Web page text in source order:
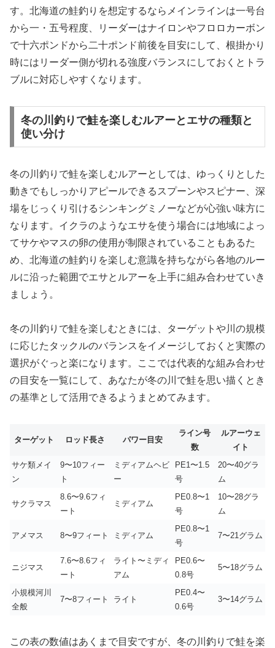
す。北海道の鮭釣りを想定するならメインラインは一号台
から一・五号程度、リーダーはナイロンやフロロカーボン
で十六ポンドから二十ポンド前後を目安にして、根掛かり
時にはリーダー側が切れる強度バランスにしておくとトラ
ブルに対応しやすくなります。
冬の川釣りで鮭を楽しむルアーとエサの種類と
使い分け
冬の川釣りで鮭を楽しむルアーとしては、ゆっくりとした
動きでもしっかりアピールできるスプーンやスピナー、深
場をじっくり引けるシンキングミノーなどが心強い味方に
なります。イクラのようなエサを使う場合には地域によっ
てサケやマスの卵の使用が制限されていることもあるた
め、北海道の鮭釣りを楽しむ意識を持ちながら各地のルー
ルに沿った範囲でエサとルアーを上手に組み合わせていき
ましょう。
冬の川釣りで鮭を楽しむときには、ターゲットや川の規模
に応じたタックルのバランスをイメージしておくと実際の
選択がぐっと楽になります。ここでは代表的な組み合わせ
の目安を一覧にして、あなたが冬の川で鮭を思い描くとき
の基準として活用できるようまとめてみます。
ターゲット ロッド長さ パワー目安
ライン号
数
ルアーウェ
イト
サケ類メイ
ン
9〜10フィー
ト
ミディアムヘビ
ー
PE1〜1.5
号
20〜40グラ
ム
サクラマス
8.6〜9.6フィ
ート
ミディアム
PE0.8〜1
号
10〜28グラ
ム
アメマス 8〜9フィート ミディアム
PE0.8〜1
号
7〜21グラム
ニジマス
7.6〜8.6フィ
ート
ライト〜ミディ
アム
PE0.6〜
0.8号
5〜18グラム
小規模河川
全般
7〜8フィート ライト
PE0.4〜
0.6号
3〜14グラム
この表の数値はあくまで目安ですが、冬の川釣りで鮭を楽